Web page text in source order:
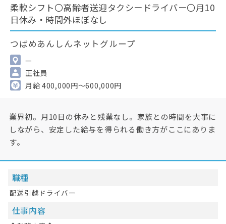
柔軟シフト〇高齢者送迎タクシードライバー〇月10
日休み・時間外ほぼなし
つばめあんしんネットグループ
—
正社員
月給 400,000円～600,000円
業界初。月10日の休みと残業なし。家族との時間を大事に
しながら、安定した給与を得られる働き方がここにありま
す。
職種
配送引越ドライバー
仕事内容